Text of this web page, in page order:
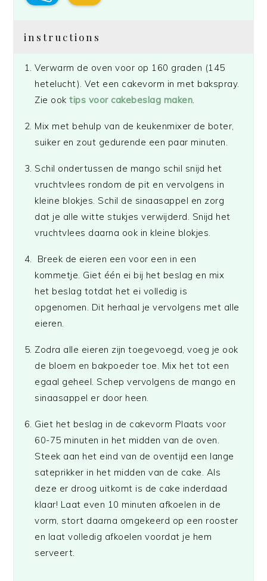
instructions
Verwarm de oven voor op 160 graden (145
hetelucht). Vet een cakevorm in met bakspray.
Zie ooktips voor cakebeslag maken
Mix met behulp van de keukenmixer de boter,
suiker en zout gedurende een paar minuten.
Schil ondertussen de mango schil snijd het
vruchtvlees rondom de pit en vervolgens in
kleine blokjes. Schil de sinaasappel en zorg
dat je alle witte stukjes verwijderd. Snijd het
vruchtvlees daarna ook in kleine blokjes.
Breek de eieren een voor een in een
kommetje. Giet één ei bij het beslag en mix
het beslag totdat het ei volledig is
opgenomen. Dit herhaal je vervolgens met alle
eieren.
Zodra alle eieren zijn toegevoegd, voeg je ook
de bloem en bakpoeder toe. Mix het tot een
egaal geheel. Schep vervolgens de mango en
sinaasappel er door heen.
Giet het beslag in de cakevorm Plaats voor
60-75 minuten in het midden van de oven.
Steek aan het eind van de oventijd een lange
sateprikker in het midden van de cake. Als
deze er droog uitkomt is de cake inderdaad
klaar! Laat even 10 minuten afkoelen in de
vorm, stort daarna omgekeerd op een rooster
en laat volledig afkoelen voordat je hem
serveert.